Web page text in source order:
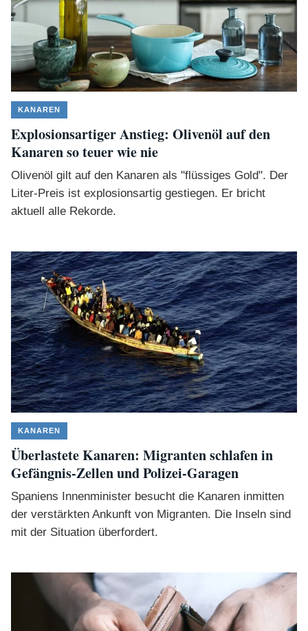
KANAREN
Explosionsartiger Anstieg: Olivenöl auf den
Kanaren so teuer wie nie
Olivenöl gilt auf den Kanaren als "flüssiges Gold". Der
Liter-Preis ist explosionsartig gestiegen. Er bricht
aktuell alle Rekorde.
KANAREN
Überlastete Kanaren: Migranten schlafen in
Gefängnis-Zellen und Polizei-Garagen
Spaniens Innenminister besucht die Kanaren inmitten
der verstärkten Ankunft von Migranten. Die Inseln sind
mit der Situation überfordert.